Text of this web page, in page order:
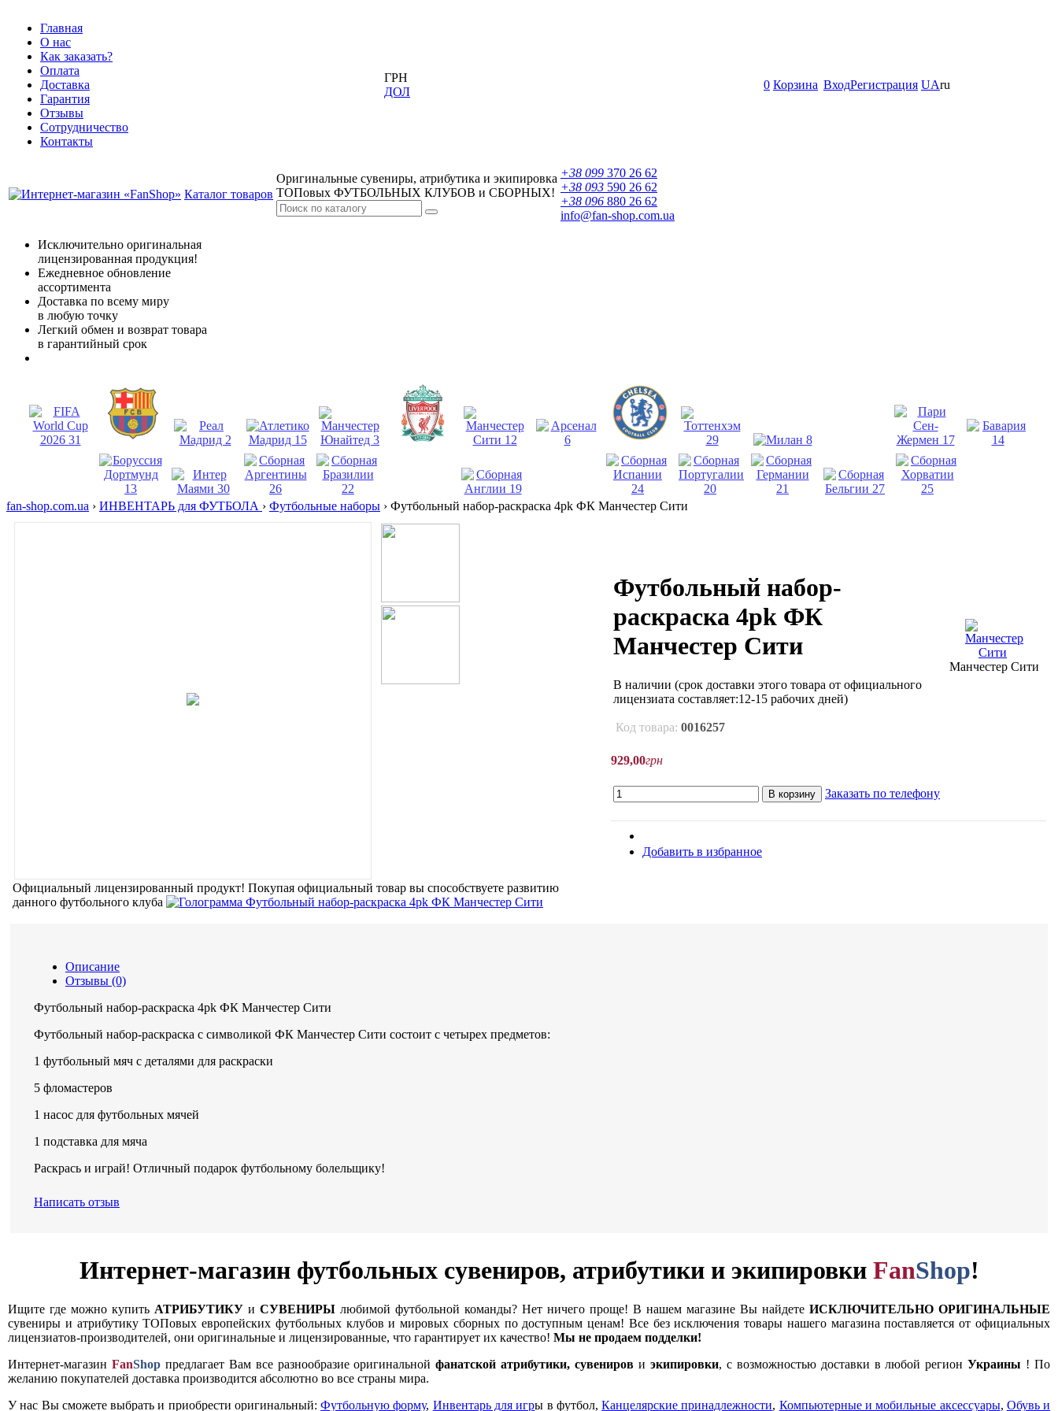
Главная
О нас
Как заказать?
Оплата
Доставка
Гарантия
Отзывы
Сотрудничество
Контакты
ГРН
ДОЛ
0 Корзина ВходРегистрация UAru
Каталог товаров
Оригинальные сувениры, атрибутика и экипировка
ТОПовых ФУТБОЛЬНЫХ КЛУБОВ и СБОРНЫХ!
+38 099 370 26 62
+38 093 590 26 62
+38 096 880 26 62
info@fan-shop.com.ua
Исключительно оригинальная
лицензированная продукция!
Ежедневное обновление
ассортимента
Доставка по всему миру
в любую точку
Легкий обмен и возврат товара
в гарантийный срок
fan-shop.com.ua › ИНВЕНТАРЬ для ФУТБОЛА › Футбольные наборы › Футбольный набор-раскраска 4pk ФК Манчестер Сити
Официальный лицензированный продукт! Покупая официальный товар вы способствуете развитию
данного футбольного клуба
Футбольный набор-
раскраска 4pk ФК
Манчестер Сити
В наличии (срок доставки этого товара от официального
лицензиата составляет:12-15 рабочих дней)
Код товара: 0016257
Манчестер Сити
929,00грн
В корзину Заказать по телефону
Добавить в избранное
Описание
Отзывы (0)
Футбольный набор-раскраска 4pk ФК Манчестер Сити
Футбольный набор-раскраска с символикой ФК Манчестер Сити состоит с четырех предметов:
1 футбольный мяч с деталями для раскраски
5 фломастеров
1 насос для футбольных мячей
1 подставка для мяча
Раскрась и играй! Отличный подарок футбольному болельщику!
Написать отзыв
Интернет-магазин футбольных сувениров, атрибутики и экипировки FanShop!
Ищите где можно купить АТРИБУТИКУ и СУВЕНИРЫ любимой футбольной команды? Нет ничего проще! В нашем магазине Вы найдете ИСКЛЮЧИТЕЛЬНО ОРИГИНАЛЬНЫЕ
сувениры и атрибутику ТОПовых европейских футбольных клубов и мировых сборных по доступным ценам! Все без исключения товары нашего магазина поставляется от официальных
лицензиатов-производителей, они оригинальные и лицензированные, что гарантирует их качество! Мы не продаем подделки!
Интернет-магазин FanShopпредлагает Вам все разнообразие оригинальнойфанатской атрибутики, сувениров и экипировки, с возможностью доставки в любой регионУкраины ! По
желанию покупателей доставка производится абсолютно во все страны мира.
У нас Вы сможете выбрать и приобрести оригинальный:Футбольную форму, Инвентарь для игры в футбол,Канцелярские принадлежности, Компьютерные и мобильные аксессуары, Обувь и